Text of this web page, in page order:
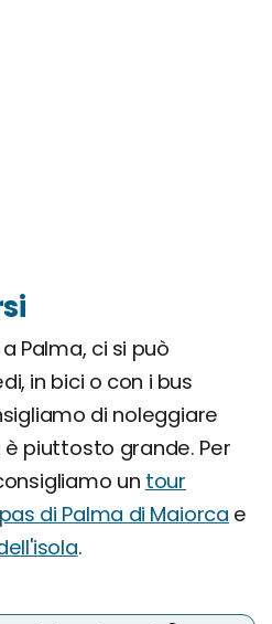
Palma, ci si può
in bici o con i bus
di noleggiare
piuttosto grande. Per
un tour
di Palma di Maiorca e
.